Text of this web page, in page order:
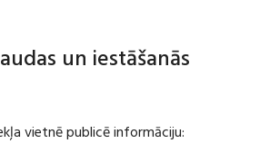
un iestāšanās
vietnē publicē informāciju: